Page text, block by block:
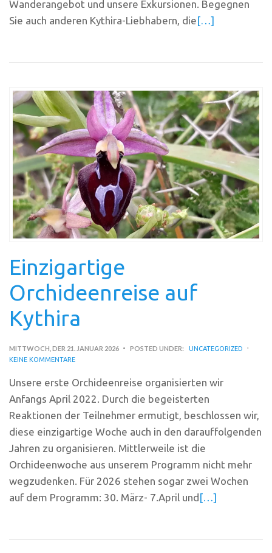
Wanderangebot und unsere Exkursionen. Begegnen
Sie auch anderen Kythira-Liebhabern, die[…]
Einzigartige
Orchideenreise auf
Kythira
MITTWOCH, DER 21. JANUAR 2026 POSTED UNDER:
UNCATEGORIZED
KEINE KOMMENTARE
Unsere erste Orchideenreise organisierten wir
Anfangs April 2022. Durch die begeisterten
Reaktionen der Teilnehmer ermutigt, beschlossen wir,
diese einzigartige Woche auch in den darauffolgenden
Jahren zu organisieren. Mittlerweile ist die
Orchideenwoche aus unserem Programm nicht mehr
wegzudenken. Für 2026 stehen sogar zwei Wochen
auf dem Programm: 30. März- 7.April und […]